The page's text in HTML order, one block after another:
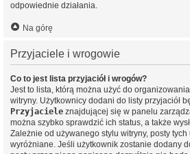
odpowiednie działania.
Na górę
Przyjaciele i wrogowie
Co to jest lista przyjaciół i wrogów?
Jest to lista, którą można użyć do
witryny. Użytkownicy dodani do listy przyjaciół
Przyjaciele znajdującej się w panelu
można szybko sprawdzić ich status, a także
Zależnie od używanego stylu witryny, posty
wyróżniane. Jeśli użytkownik zostanie dodany